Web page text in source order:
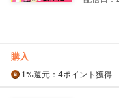
購入
1%還元 ：4ポイント獲得